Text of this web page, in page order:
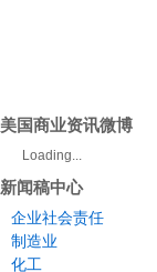
美国商业资讯微博
Loading...
新闻稿中心
企业社会责任
制造业
化工